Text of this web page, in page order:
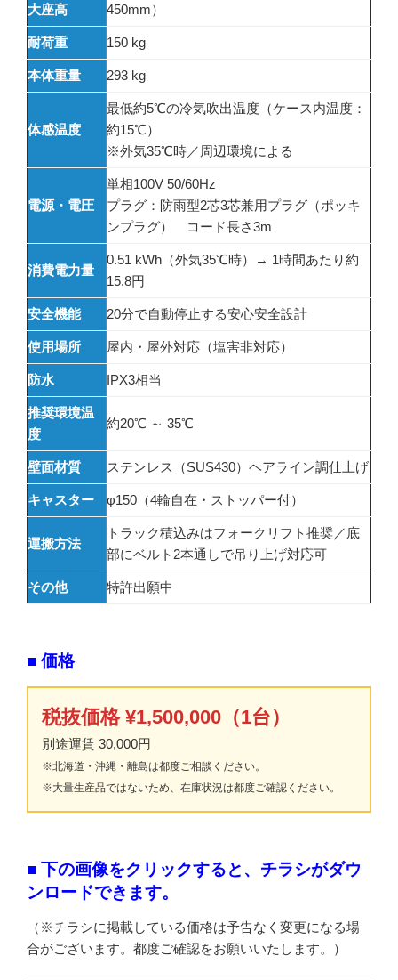
大座高
450mm）
耐荷重 150 kg
本体重量 293 kg
体感温度
最低約5℃の冷気吹出温度（ケース内温度：
約15℃）
※外気35℃時／周辺環境による
電源・電圧
単相100V 50/60Hz
プラグ：防雨型2芯3芯兼用プラグ（ポッキ
ンプラグ） コード長さ3m
消費電力量
0.51 kWh（外気35℃時）→ 1時間あたり約
15.8円
安全機能 20分で自動停止する安心安全設計
使用場所 屋内・屋外対応（塩害非対応）
防水 IPX3相当
推奨環境温
度
約20℃ ～ 35℃
壁面材質 ステンレス（SUS430）ヘアライン調仕上げ
キャスター φ150（4輪自在・ストッパー付）
運搬方法
トラック積込みはフォークリフト推奨／底
部にベルト2本通しで吊り上げ対応可
その他 特許出願中
■ 価格
税抜価格 ¥1,500,000（1台）
別途運賃 30,000円
※北海道・沖縄・離島は都度ご相談ください。
※大量生産品ではないため、在庫状況は都度ご確認ください。
■ 下の画像をクリックすると、チラシがダウ
ンロードできます。
（※チラシに掲載している価格は予告なく変更になる場
合がございます。都度ご確認をお願いいたします。）